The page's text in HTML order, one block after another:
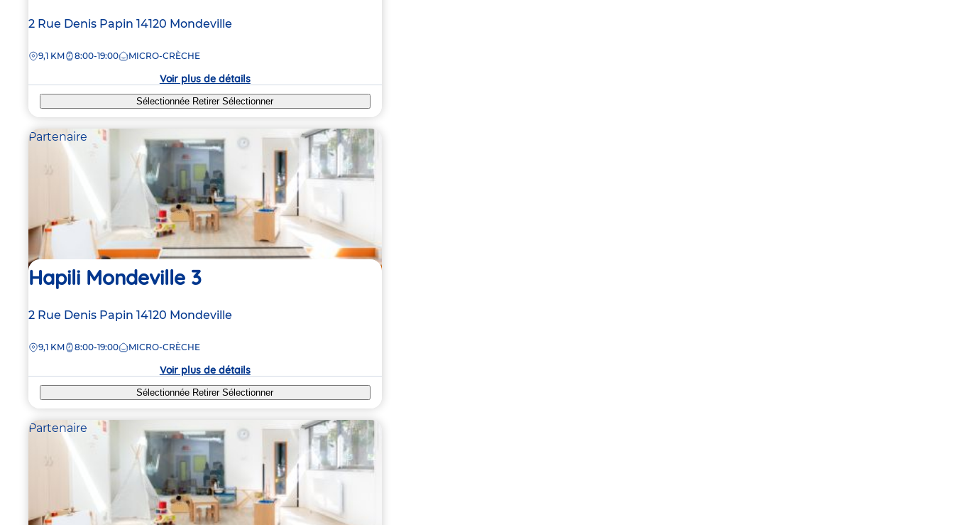
Adresse
la
2 Rue Denis Papin 14120 Mondeville
DISTANCE
9,1 KM 8:00-19:00 MICRO-CRÈCHE
Voir plus de détails
Sélectionnée RetirerSélectionner
Partenaire
Hapili Mondeville 3
Adresse
la
2 Rue Denis Papin 14120 Mondeville
DISTANCE
9,1 KM 8:00-19:00 MICRO-CRÈCHE
Voir plus de détails
Sélectionnée RetirerSélectionner
Partenaire